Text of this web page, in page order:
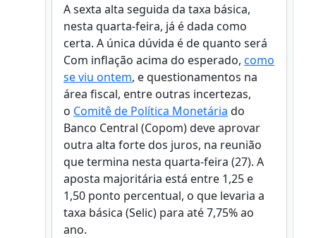
A sexta alta seguida da taxa básica,
nesta quarta-feira, já é dada como
certa. A única dúvida é de quanto será
Com inflação acima do esperado, como
se viu ontem, e questionamentos na
área fiscal, entre outras incertezas,
o Comitê de Política Monetária do
Banco Central (Copom) deve aprovar
outra alta forte dos juros, na reunião
que termina nesta quarta-feira (27). A
aposta majoritária está entre 1,25 e
1,50 ponto percentual, o que levaria a
taxa básica (Selic) para até 7,75% ao
ano.